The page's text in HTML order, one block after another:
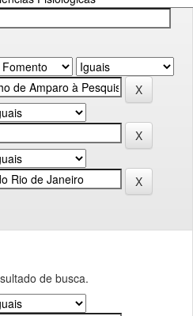
de busca.